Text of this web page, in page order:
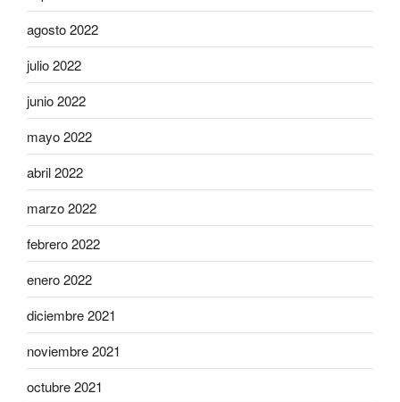
agosto 2022
julio 2022
junio 2022
mayo 2022
abril 2022
marzo 2022
febrero 2022
enero 2022
diciembre 2021
noviembre 2021
octubre 2021